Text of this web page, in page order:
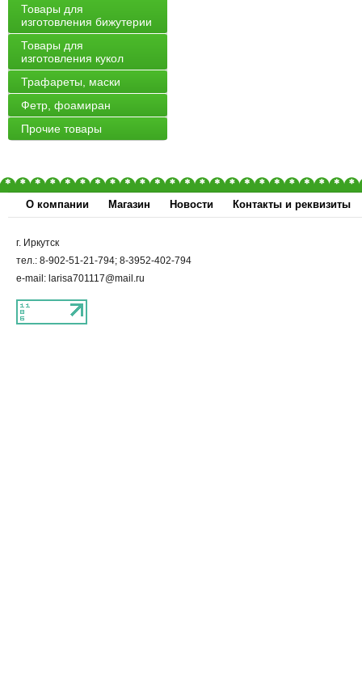
Товары для
изготовления бижутерии
Товары для
изготовления кукол
Трафареты, маски
Фетр, фоамиран
Прочие товары
О компании Магазин Новости Контакты и реквизиты
г. Иркутск
тел.: 8-902-51-21-794; 8-3952-402-794
e-mail: larisa701117@mail.ru